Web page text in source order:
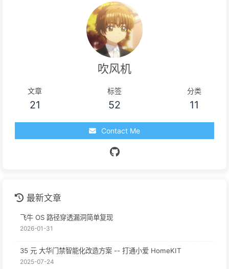
吹风机
文章
21
标签
52
分类
11
Contact Me
最新文章
飞牛 OS 路径穿透漏洞简单复现
2026-01-31
35 元 大华门禁智能化改造方案 -- 打通小爱 HomeKIT
2025-07-24